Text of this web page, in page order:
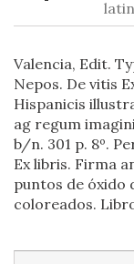
Valencia, Edit.
Nepos. De vitis
Hispanicis
ag regum
b/n. 301 p. 8º.
Ex libris. Firma
puntos de óxido
coloreados.